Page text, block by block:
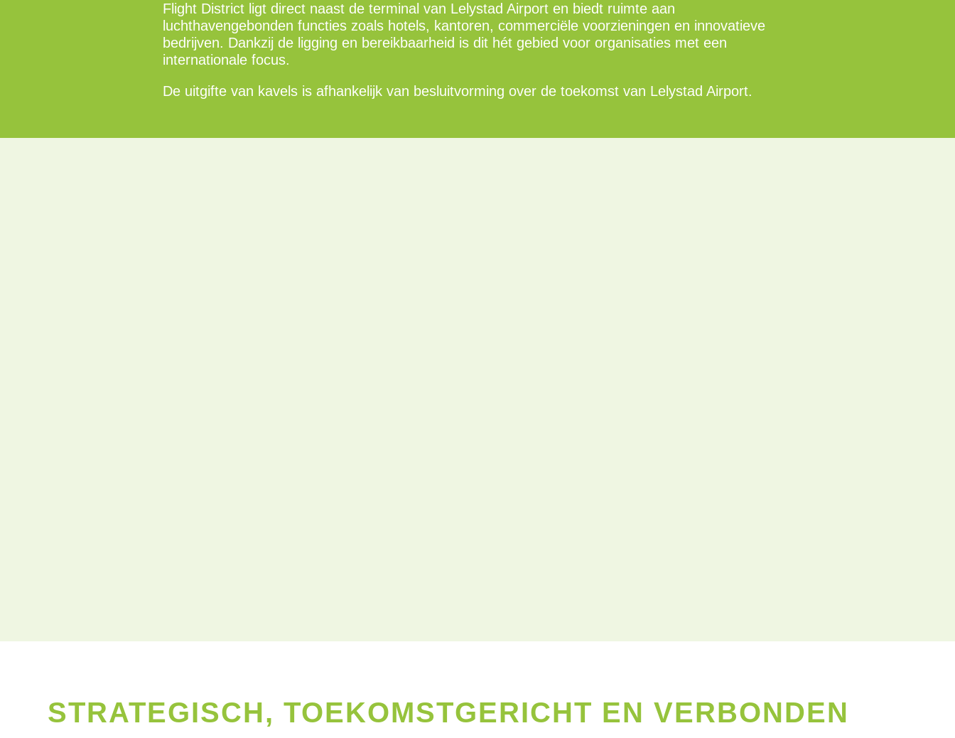
Flight District ligt direct naast de terminal van Lelystad Airport en biedt ruimte aan
luchthavengebonden functies zoals hotels, kantoren, commerciële voorzieningen en innovatieve
bedrijven. Dankzij de ligging en bereikbaarheid is dit hét gebied voor organisaties met een
internationale focus.
De uitgifte van kavels is afhankelijk van besluitvorming over de toekomst van Lelystad Airport.
STRATEGISCH, TOEKOMSTGERICHT EN VERBONDEN